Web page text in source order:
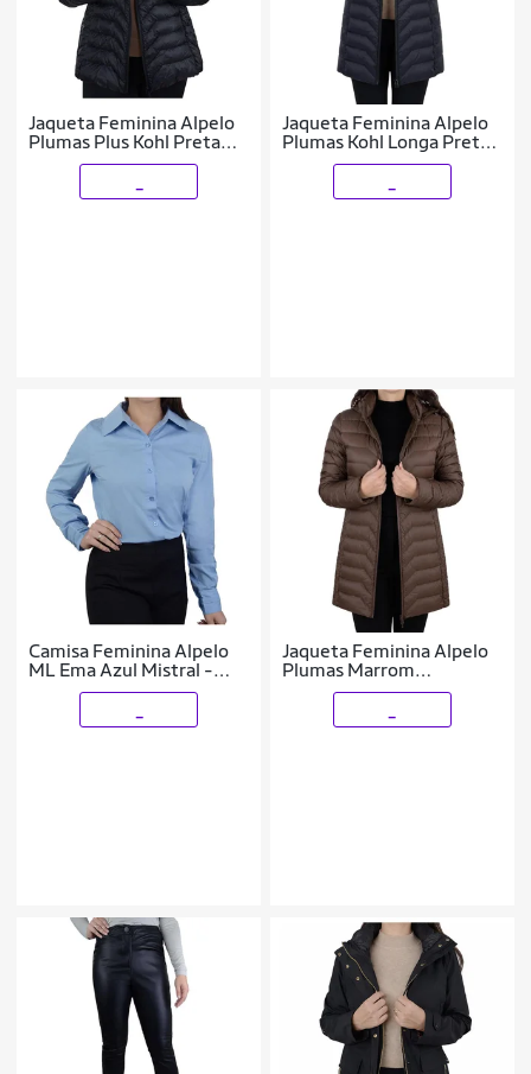
Jaqueta Feminina Alpelo
Plumas Plus Kohl Preta
4020016
Jaqueta Feminina Alpelo
Plumas Kohl Longa Preta
- 20500
Camisa Feminina Alpelo
ML Ema Azul Mistral -
10400284
Jaqueta Feminina Alpelo
Plumas Marrom
Cioccolato - 205000